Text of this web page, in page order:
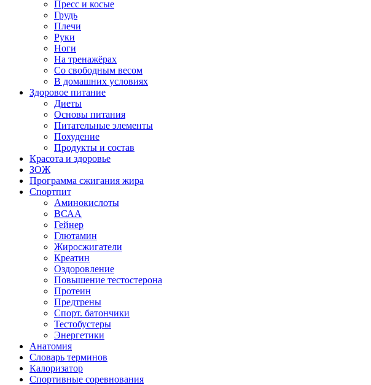
Пресс и косые
Грудь
Плечи
Руки
Ноги
На тренажёрах
Со свободным весом
В домашних условиях
Здоровое питание
Диеты
Основы питания
Питательные элементы
Похудение
Продукты и состав
Красота и здоровье
ЗОЖ
Программа сжигания жира
Спортпит
Аминокислоты
ВСАА
Гейнер
Глютамин
Жиросжигатели
Креатин
Оздоровление
Повышение тестостерона
Протеин
Предтрены
Спорт. батончики
Тестобустеры
Энергетики
Анатомия
Словарь терминов
Калоризатор
Спортивные соревнования